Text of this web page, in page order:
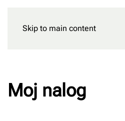
Skip to main content
Moj nalog